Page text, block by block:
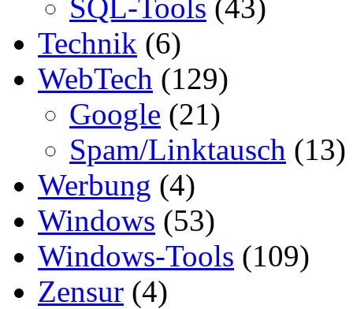
SQL-Tools (43)
Technik (6)
WebTech (129)
Google (21)
Spam/Linktausch (13)
Werbung (4)
Windows (53)
Windows-Tools (109)
Zensur (4)